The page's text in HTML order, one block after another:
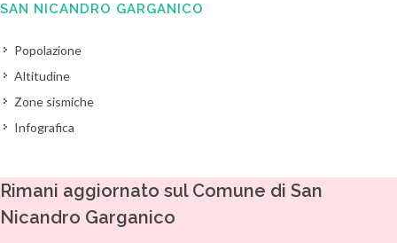
SAN NICANDRO GARGANICO
Popolazione
Altitudine
Zone sismiche
Infografica
Rimani aggiornato sul Comune di San
Nicandro Garganico